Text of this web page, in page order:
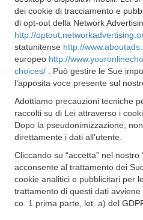
dei cookie di tracciamento e
di opt-out della Network
http://
statunitense http://
europeo http://
choices/
. Può gestire le Sue
l’apposita voce presente sul
Adottiamo precauzioni tecniche
raccolti su di Lei attraverso i
Dopo la pseudonimizzazione,
direttamente i dati all'utente.
Cliccando su “accetta” nel nostro
acconsente al trattamento dei
cookie analitici e pubblicitari per
trattamento di questi dati
co. 1 prima parte, let. a) del